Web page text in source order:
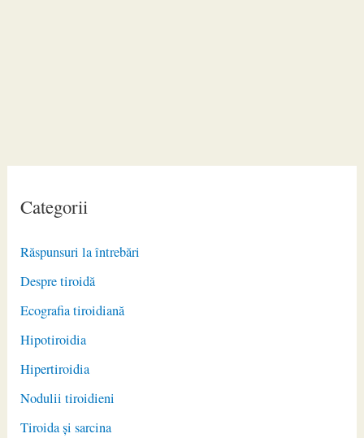
Categorii
Răspunsuri la întrebări
Despre tiroidă
Ecografia tiroidiană
Hipotiroidia
Hipertiroidia
Nodulii tiroidieni
Tiroida și sarcina